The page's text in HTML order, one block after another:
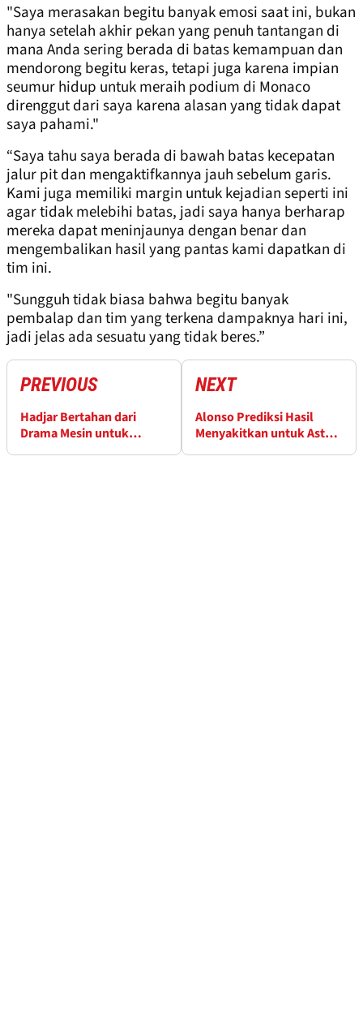
"Saya merasakan begitu banyak emosi saat ini, bukan
hanya setelah akhir pekan yang penuh tantangan di
mana Anda sering berada di batas kemampuan dan
mendorong begitu keras, tetapi juga karena impian
seumur hidup untuk meraih podium di Monaco
direnggut dari saya karena alasan yang tidak dapat
saya pahami."
“Saya tahu saya berada di bawah batas kecepatan
jalur pit dan mengaktifkannya jauh sebelum garis.
Kami juga memiliki margin untuk kejadian seperti ini
agar tidak melebihi batas, jadi saya hanya berharap
mereka dapat meninjaunya dengan benar dan
mengembalikan hasil yang pantas kami dapatkan di
tim ini.
"Sungguh tidak biasa bahwa begitu banyak
pembalap dan tim yang terkena dampaknya hari ini,
jadi jelas ada sesuatu yang tidak beres.”
PREVIOUS
Hadjar Bertahan dari
Drama Mesin untuk
NEXT
Alonso Prediksi Hasil
Menyakitkan untuk Aston